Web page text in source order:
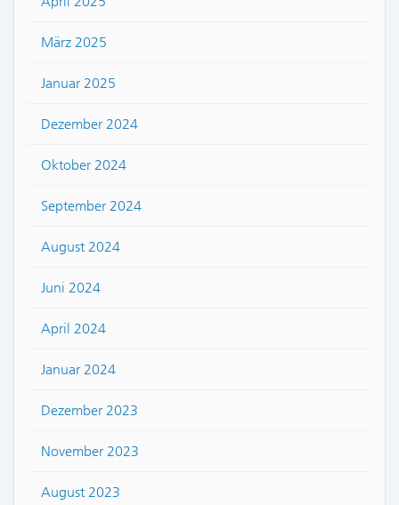
März 2025
Januar 2025
Dezember 2024
Oktober 2024
September 2024
August 2024
Juni 2024
April 2024
Januar 2024
Dezember 2023
November 2023
August 2023